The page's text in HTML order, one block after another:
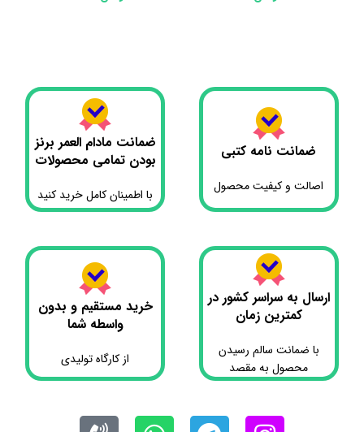
ضمانت نامه کتبی
اصالت و کیفیت محصول
ضمانت مادام العمر برنز
بودن تمامی محصولات
با اطمینان کامل خرید کنید
ارسال به سراسر کشور در
کمترین زمان
با ضمانت سالم رسیدن
محصول به مقصد
خرید مستقیم و بدون
واسطه شما
از کارگاه تولیدی